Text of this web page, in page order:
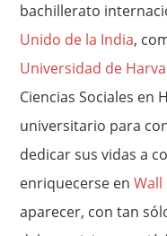
bachillerato
Unido de la India,
Universidad de
Ciencias Sociales en
universitario para
dedicar sus vidas a
enriquecerse en
aparecer, con tan